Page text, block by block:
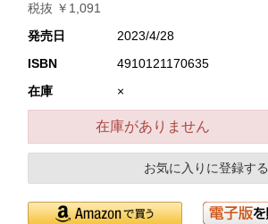
税抜 ￥1,091
発売日
2023/4/28
ISBN
4910121170635
在庫
×
在庫がありません
お気に入りに登録する